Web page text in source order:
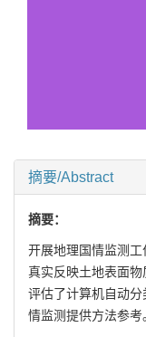
摘要/Abstract
摘要：
开展地理国情监测
真实反映土地表面
评估了计算机自动
情监测提供方法参考